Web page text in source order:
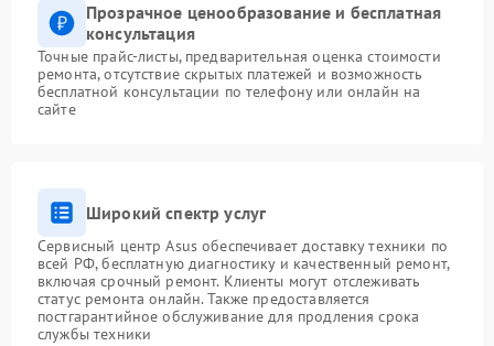
Прозрачное ценообразование и бесплатная
консультация
Точные прайс-листы, предварительная оценка стоимости
ремонта, отсутствие скрытых платежей и возможность
бесплатной консультации по телефону или онлайн на
сайте
Широкий спектр услуг
Сервисный центр Asus обеспечивает доставку техники по
всей РФ, бесплатную диагностику и качественный ремонт,
включая срочный ремонт. Клиенты могут отслеживать
статус ремонта онлайн. Также предоставляется
постгарантийное обслуживание для продления срока
службы техники